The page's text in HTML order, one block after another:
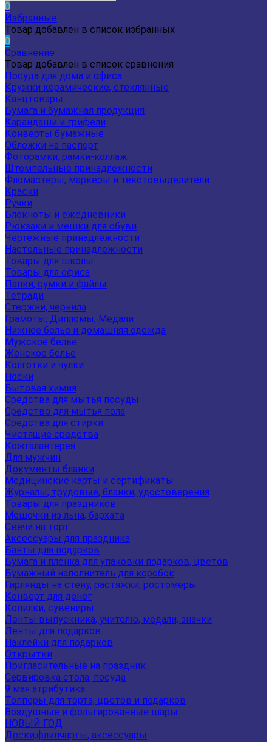
0
Избранные
Товар добавлен в список избранных
0
Сравнение
Товар добавлен в список сравнения
Посуда для дома и офиса
Кружки керамические, стеклянные
Канцтовары
Бумага и бумажная продукция
Карандаши и грифели
Конверты бумажные
Обложки на паспорт
Фоторамки, рамки-коллаж
Штемпельные принадлежности
Фломастеры, маркеры и текстовыделители
Краски
Ручки
Блокноты и ежедневники
Рюкзаки и мешки для обуви
Чертежные принадлежности
Настольные принадлежности
Товары для школы
Товары для офиса
Папки, сумки и файлы
Тетради
Стержни, чернила
Грамоты, Дипломы, Медали
Нижнее белье и домашняя одежда
Мужское белье
Женское белье
Колготки и чулки
Носки
Бытовая химия
Средства для мытья посуды
Средство для мытья пола
Средства для стирки
Чистящие средства
Кожгалантерея
Для мужчин
Документы бланки
Медицинские карты и сертификаты
Журналы, трудовые, бланки, удостоверения
Товары для праздников
Мешочки из льна, бархата
Свечи на торт
Аксессуары для праздника
Банты для подарков
Бумага и пленка для упаковки подарков, цветов
Бумажный наполнитель для коробок
Гирлянды на стену, растяжки, ростомеры
Конверт для денег
Копилки, сувениры
Ленты выпускника, учителю, медали, значки
Ленты для подарков
Наклейки для подарков
Открытки
Пригласительные на праздник
Сервировка стола, посуда
9 мая атрибутика
Топперы для торта, цветов и подарков
Воздушные и фольгированные шары
НОВЫЙ ГОД
Доски,флипчарты, аксессуары